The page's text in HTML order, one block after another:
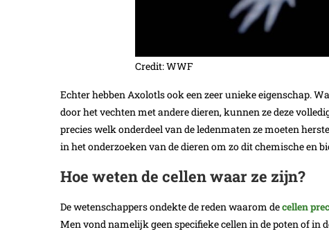
Credit: WWF
Echter hebben Axolotls ook een zeer unieke eigenschap.
door het vechten met andere dieren, kunnen ze deze
precies welk onderdeel van de ledenmaten ze moeten
in het onderzoeken van de dieren om zo dit chemische en
Hoe weten de cellen waar ze zijn?
De wetenschappers ondekte de reden waarom decellen
Men vond namelijk geen specifieke cellen in de poten of in